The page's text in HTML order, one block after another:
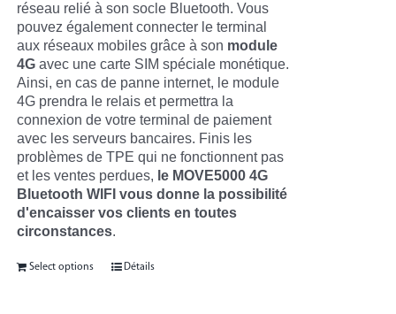
réseau relié à son socle Bluetooth. Vous
pouvez également connecter le terminal
aux réseaux mobiles grâce à son module
4Gavec une carte SIM spéciale monétique.
Ainsi, en cas de panne internet, le module
4G prendra le relais et permettra la
connexion de votre terminal de paiement
avec les serveurs bancaires. Finis les
problèmes de TPE qui ne fonctionnent pas
et les ventes perdues, le MOVE5000 4G
Bluetooth WIFI vous donne la possibilité
d'encaisser vos clients en toutes
circonstances.
Select options Détails